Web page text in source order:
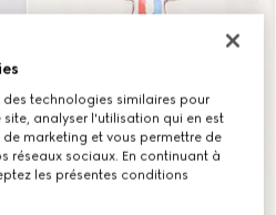
technologies similaires pour
analyser l'utilisation qui en est
marketing et vous permettre de
réseaux sociaux. En continuant à
les présentes conditions